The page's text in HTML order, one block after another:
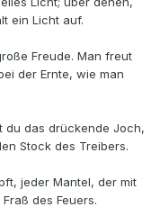
ein Licht auf.
Freude. Man freut
der Ernte, wie man
du das drückende Joch,
Stock des Treibers.
jeder Mantel, der mit
des Feuers.